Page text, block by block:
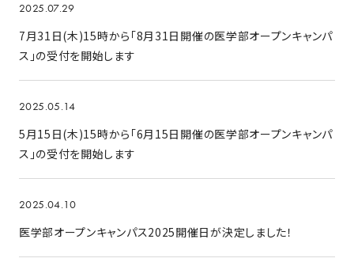
2025.07.29
7月31日(木)15時から「8月31日開催の医学部オープンキャンパ
ス」の受付を開始します
2025.05.14
5月15日(木)15時から「6月15日開催の医学部オープンキャンパ
ス」の受付を開始します
2025.04.10
医学部オープンキャンパス2025開催日が決定しました！